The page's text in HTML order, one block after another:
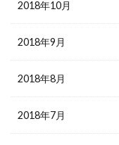
2018年10月
2018年9月
2018年8月
2018年7月